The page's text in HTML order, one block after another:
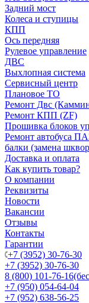
Задний мост
Колеса и ступицы
КПП
Ось передняя
Рулевое управление
ДВС
Выхлопная система
Сервисный центр
Плановое ТО
Ремонт Двс
Ремонт КПП (ZF)
Прошивка блоков
Ремонт автобуса
балки (замена
Доставка и оплата
Как купить товар?
О компании
Реквизиты
Новости
Вакансии
Отзывы
Контакты
Гарантии
+7 (3952) 30-76-30
+7 (3952) 30-76-30
8 (800) 101-76-16
+7 (950) 054-64-04
+7 (952) 638-56-25